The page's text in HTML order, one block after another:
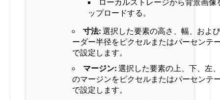
ローカルストレージから背景画像
ップロードする。
寸法: 選択した要素の高さ、幅、およ
ーダー半径をピクセルまたはパーセンテ
で設定します。
マージン: 選択した要素の上、下、左
のマージンをピクセルまたはパーセンテ
で設定します。